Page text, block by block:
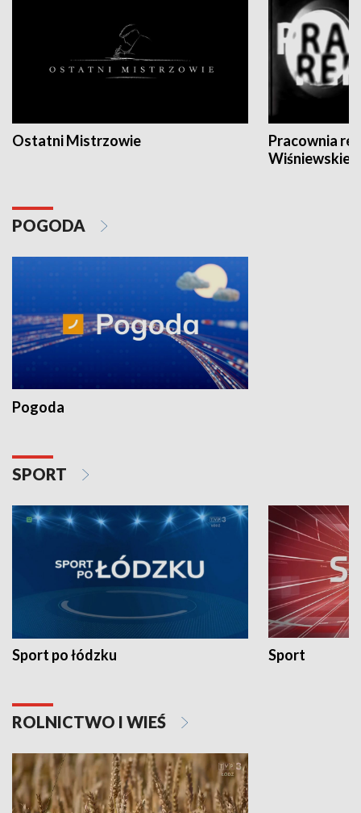
Ostatni Mistrzowie
Pracownia
POGODA
Pogoda
SPORT
Sport po łódzku Sport
ROLNICTWO I WIEŚ